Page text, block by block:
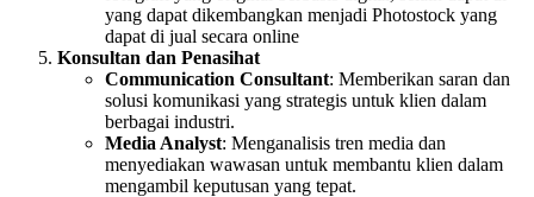
yang dapat dikembangkan menjadi Photostock yang
dapat di jual secara online
Konsultan dan Penasihat
Communication Consultant: Memberikan saran dan
solusi komunikasi yang strategis untuk klien dalam
berbagai industri.
Media Analyst: Menganalisis tren media dan
menyediakan wawasan untuk membantu klien dalam
mengambil keputusan yang tepat.